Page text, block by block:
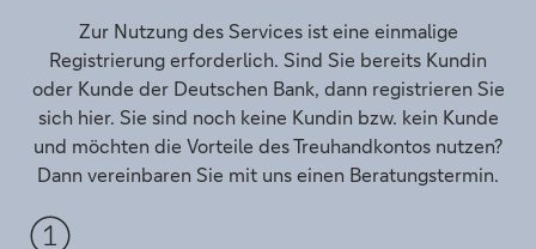
Zur Nutzung des Services ist eine einmalige
Registrierung erforderlich. Sind Sie bereits Kundin
oder Kunde der Deutschen Bank, dann registrieren Sie
sich hier. Sie sind noch keine Kundin bzw. kein Kunde
und möchten die Vorteile des Treuhandkontos nutzen?
Dann vereinbaren Sie mit uns einen Beratungstermin.